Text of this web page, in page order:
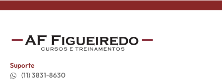
Suporte
(11) 3831-8630